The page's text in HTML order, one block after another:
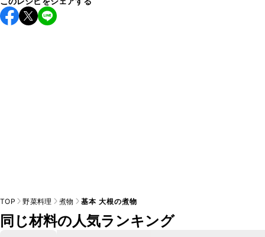
保存期間は冷蔵で翌日中が目安です。なるべくお早めにお召
し上がりください。
TOP 野菜料理 煮物 基本 大根の煮物
同じ材料の人気ランキング